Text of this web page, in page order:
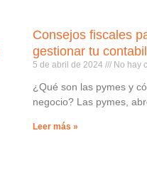
Consejos fiscales
gestionar tu
5 de abril de 2024 No hay
¿Qué son las pymes y
negocio? Las pymes,
Leer más »